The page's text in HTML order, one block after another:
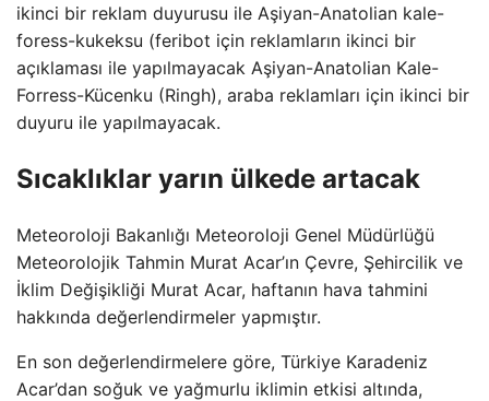
ikinci bir reklam duyurusu ile Aşiyan-Anatolian kale-
foress-kukeksu (feribot için reklamların ikinci bir
açıklaması ile yapılmayacak Aşiyan-Anatolian Kale-
Forress-Kücenku (Ringh), araba reklamları için ikinci bir
duyuru ile yapılmayacak.
Sıcaklıklar yarın ülkede artacak
Meteoroloji Bakanlığı Meteoroloji Genel Müdürlüğü
Meteorolojik Tahmin Murat Acar’ın Çevre, Şehircilik ve
İklim Değişikliği Murat Acar, haftanın hava tahmini
hakkında değerlendirmeler yapmıştır.
En son değerlendirmelere göre, Türkiye Karadeniz
Acar’dan soğuk ve yağmurlu iklimin etkisi altında,